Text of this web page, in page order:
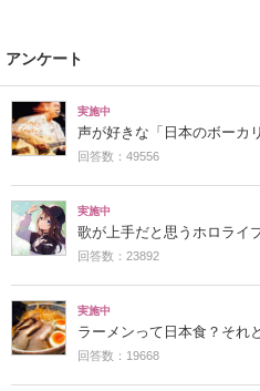
アンケート
実施中
声が好きな「日本のボーカ
回答数：49556
実施中
歌が上手だと思うホロライ
回答数：23892
実施中
ラーメンって日本食？それ
回答数：19668